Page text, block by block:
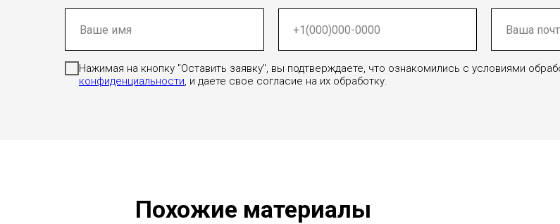
Нажимая на кнопку "Оставить заявку", вы подтверждаете, что ознакомились с условиями
конфиденциальности, и даете свое согласие на их обработку.
Похожие материалы